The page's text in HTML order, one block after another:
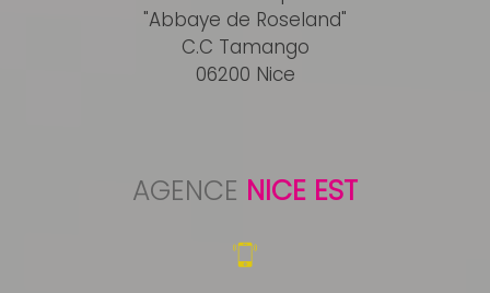
"Abbaye de Roseland"
C.C Tamango
06200 Nice
AGENCE NICE EST